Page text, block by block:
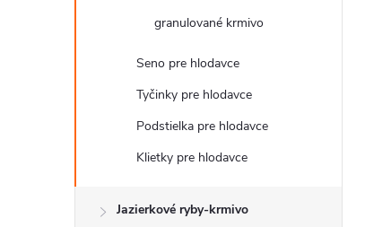
granulované krmivo
Seno pre hlodavce
Tyčinky pre hlodavce
Podstielka pre hlodavce
Klietky pre hlodavce
Jazierkové ryby-krmivo